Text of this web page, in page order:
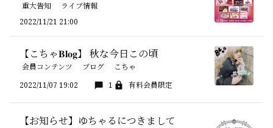
重大告知
ライブ情報
2022/11/21 21:00
【こちゃ𝐁𝐥𝐨𝐠】 秋な今日この頃
会員コンテンツ ブログ
こちゃ
2022/11/07 19:02
1 有料会員限定
【お知らせ】ゆちゃるにつきまして